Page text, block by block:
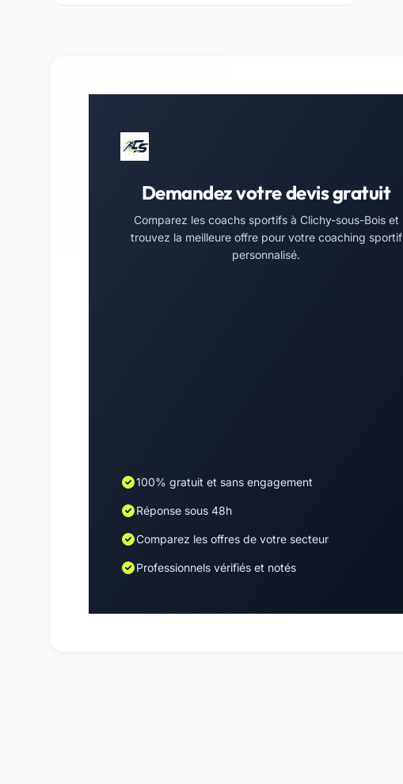
Demandez votre devis gratuit
Comparez les coachs sportifs à Clichy-sous-Bois et
trouvez la meilleure offre pour votre coaching sportif
personnalisé.
100% gratuit et sans engagement
Réponse sous 48h
Comparez les offres de votre secteur
Professionnels vérifiés et notés